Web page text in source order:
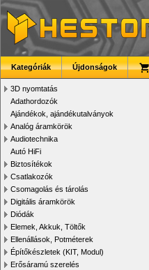
Kategóriák Újdonságok
3D nyomtatás
Adathordozók
Ajándékok, ajándékutalványok
Analóg áramkörök
Audiotechnika
Autó HiFi
Biztosítékok
Csatlakozók
Csomagolás és tárolás
Digitális áramkörök
Diódák
Elemek, Akkuk, Töltők
Ellenállások, Potméterek
Építőkészletek (KIT, Modul)
Erősáramú szerelés